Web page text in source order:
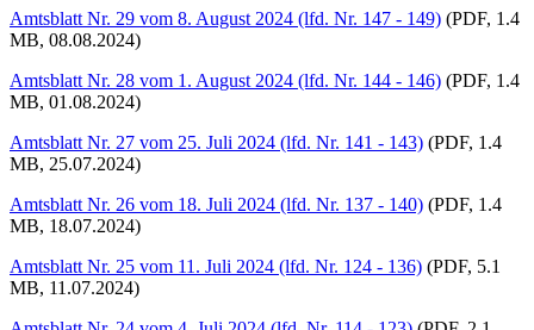
Amtsblatt Nr. 29 vom 8. August 2024 (lfd. Nr. 147 - 149) (PDF, 1.4
MB, 08.08.2024)
Amtsblatt Nr. 28 vom 1. August 2024 (lfd. Nr. 144 - 146) (PDF, 1.4
MB, 01.08.2024)
Amtsblatt Nr. 27 vom 25. Juli 2024 (lfd. Nr. 141 - 143) (PDF, 1.4
MB, 25.07.2024)
Amtsblatt Nr. 26 vom 18. Juli 2024 (lfd. Nr. 137 - 140) (PDF, 1.4
MB, 18.07.2024)
Amtsblatt Nr. 25 vom 11. Juli 2024 (lfd. Nr. 124 - 136) (PDF, 5.1
MB, 11.07.2024)